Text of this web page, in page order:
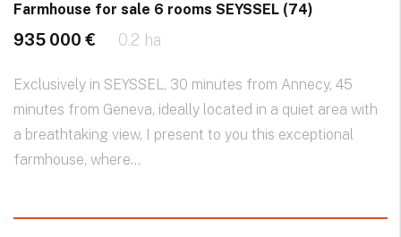
Farmhouse for sale 6 rooms SEYSSEL (74)
935 000 € 0.2 ha
Exclusively in SEYSSEL, 30 minutes from Annecy, 45
minutes from Geneva, ideally located in a quiet area with
a breathtaking view, I present to you this exceptional
farmhouse, where...